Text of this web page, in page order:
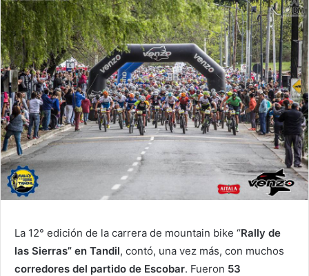
La 12° edición de la carrera de mountain bike “Rally de
las Sierras” en Tandil, contó, una vez más, con muchos
corredores del partido de Escobar. Fueron 53